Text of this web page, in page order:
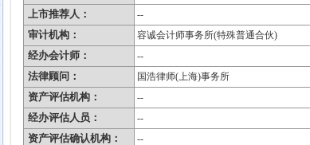
上市推荐人： --
审计机构： 容诚会计师事务所(特殊普通合伙)
经办会计师： --
法律顾问： 国浩律师(上海)事务所
资产评估机构： --
经办评估人员： --
资产评估确认机构： --